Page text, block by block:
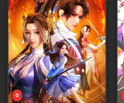
Tập 42
Tập 43
Tập 44
Tập 45
Tập 46
Tập 47
0